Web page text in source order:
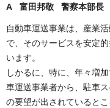
A 富田邦敬 警察本部長
自動車運送事業は、産業
で、そのサービスを安定
います。
しかるに、特に、年々増
車運送事業者から、駐車
の要望が出されているとこ